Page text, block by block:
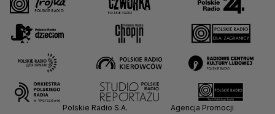
Polskie Radio S.A.
Agencja Promocji